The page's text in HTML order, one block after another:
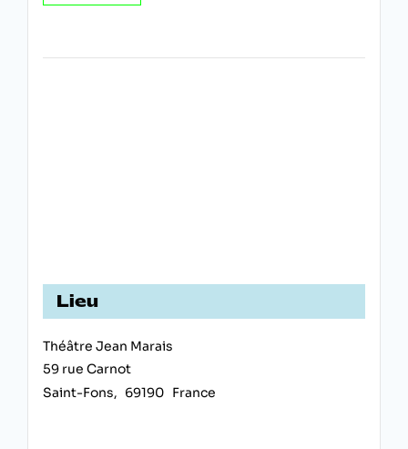
Lieu
Théâtre Jean Marais
59 rue Carnot
Saint-Fons, 69190 France